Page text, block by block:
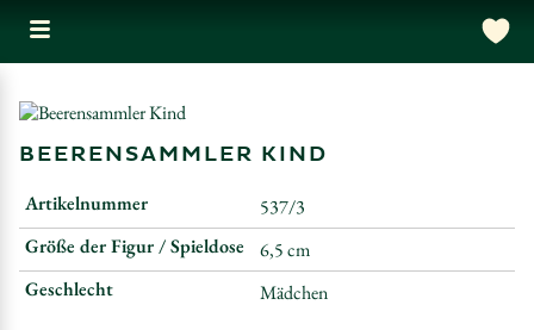
BEERENSAMMLER KIND
Artikelnummer
537/3
Größe der Figur / Spieldose
6,5 cm
Geschlecht
Mädchen